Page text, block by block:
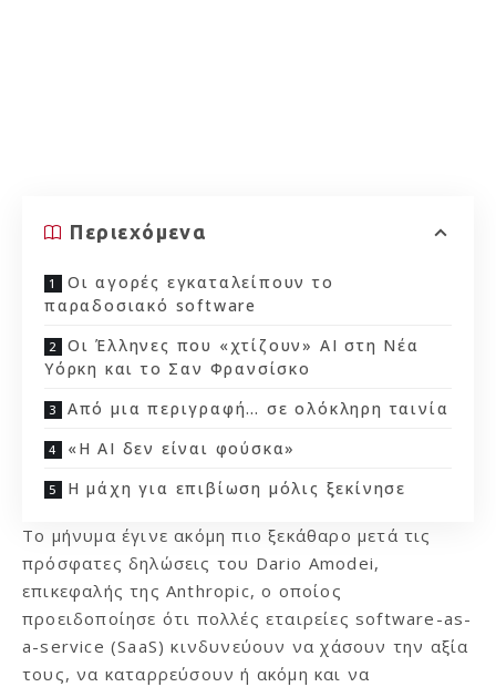
Περιεχόμενα
Οι αγορές εγκαταλείπουν το
παραδοσιακό software
Οι Έλληνες που «χτίζουν» AI στη Νέα
Υόρκη και το Σαν Φρανσίσκο
Από μια περιγραφή… σε ολόκληρη ταινία
«Η AI δεν είναι φούσκα»
Η μάχη για επιβίωση μόλις ξεκίνησε
Το μήνυμα έγινε ακόμη πιο ξεκάθαρο μετά τις
πρόσφατες δηλώσεις του Dario Amodei,
επικεφαλής της Anthropic, ο οποίος
προειδοποίησε ότι πολλές εταιρείες software-as-
a-service (SaaS) κινδυνεύουν να χάσουν την αξία
τους, να καταρρεύσουν ή ακόμη και να